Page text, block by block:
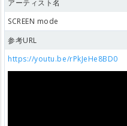
アーティスト名
SCREEN mode
参考URL
https://youtu.be/rPkJeHe8BD0